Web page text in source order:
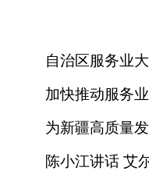
自治区服务业
加快推动服务
为新疆高质量
陈小江讲话 艾